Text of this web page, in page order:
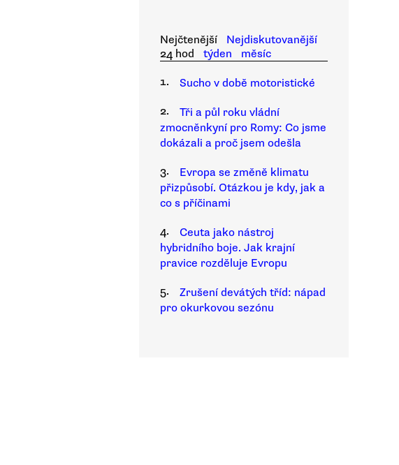
Nejčtenější
Nejdiskutovanější
24 hod
týden
měsíc
1.
Sucho v době motoristické
2.
Tři a půl roku vládní
zmocněnkyní pro Romy: Co jsme
dokázali a proč jsem odešla
3.
Evropa se změně klimatu
přizpůsobí. Otázkou je kdy, jak a
co s příčinami
4.
Ceuta jako nástroj
hybridního boje. Jak krajní
pravice rozděluje Evropu
5.
Zrušení devátých tříd: nápad
pro okurkovou sezónu